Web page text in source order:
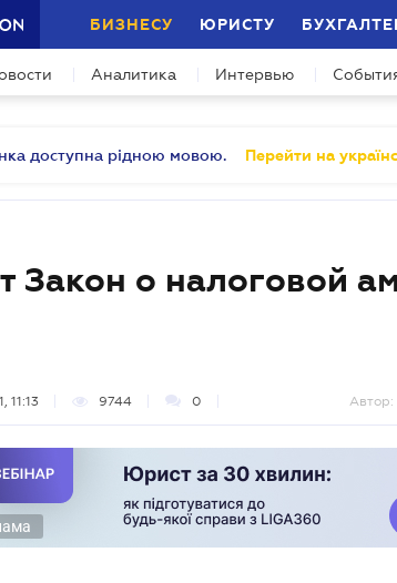
БИЗНЕСУ ЮРИСТУ
Аналитика Интервью
доступна рідною мовою. Перейти на
Закон о налоговой
11:13 9744 0 Автор: